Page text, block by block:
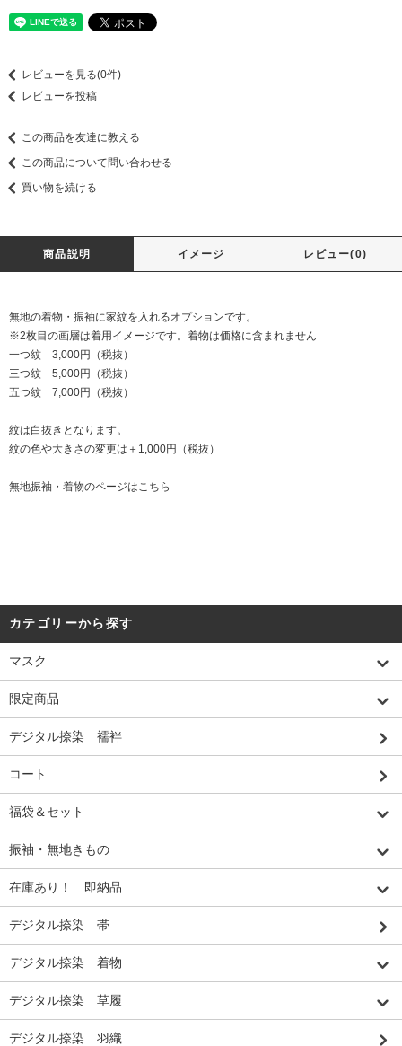
レビューを見る(0件)
レビューを投稿
この商品を友達に教える
この商品について問い合わせる
買い物を続ける
商品説明 イメージ レビュー(0)
無地の着物・振袖に家紋を入れるオプションです。
※2枚目の画層は着用イメージです。着物は価格に含まれません
一つ紋 3,000円（税抜）
三つ紋 5,000円（税抜）
五つ紋 7,000円（税抜）
紋は白抜きとなります。
紋の色や大きさの変更は＋1,000円（税抜）
無地振袖・着物のページは こちら
カテゴリーから探す
マスク
限定商品
デジタル捺染 襦袢
コート
福袋＆セット
振袖・無地きもの
在庫あり！ 即納品
デジタル捺染 帯
デジタル捺染 着物
デジタル捺染 草履
デジタル捺染 羽織